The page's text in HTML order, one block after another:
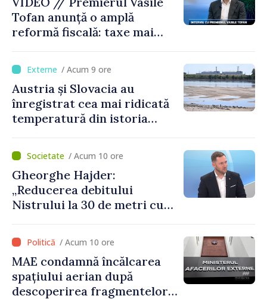
Tofan anunță o amplă
reformă fiscală: taxe mai
mari pentru bănci, tutun și
jocurile de noroc
/ Acum 9 ore
Austria și Slovacia au
înregistrat cea mai ridicată
temperatură din istoria
/ Acum 10 ore
Gheorghe Hajder:
„Reducerea debitului
Nistrului la 30 de metri cubi
„catastrofă naturală”
/ Acum 10 ore
MAE condamnă încălcarea
spațiului aerian după
descoperirea fragmentelor